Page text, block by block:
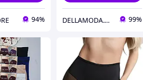
94% DELLAMODA.COM.UA 99%